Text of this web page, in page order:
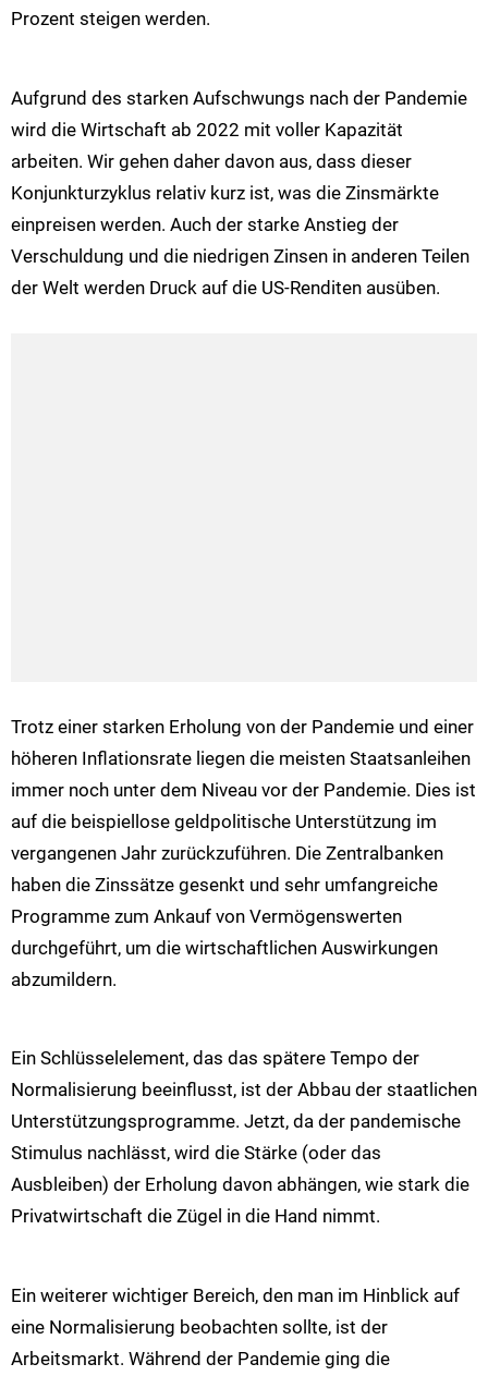
Prozent steigen werden.
Aufgrund des starken Aufschwungs nach der Pandemie
wird die Wirtschaft ab 2022 mit voller Kapazität
arbeiten. Wir gehen daher davon aus, dass dieser
Konjunkturzyklus relativ kurz ist, was die Zinsmärkte
einpreisen werden. Auch der starke Anstieg der
Verschuldung und die niedrigen Zinsen in anderen Teilen
der Welt werden Druck auf die US-Renditen ausüben.
Trotz einer starken Erholung von der Pandemie und einer
höheren Inflationsrate liegen die meisten Staatsanleihen
immer noch unter dem Niveau vor der Pandemie. Dies ist
auf die beispiellose geldpolitische Unterstützung im
vergangenen Jahr zurückzuführen. Die Zentralbanken
haben die Zinssätze gesenkt und sehr umfangreiche
Programme zum Ankauf von Vermögenswerten
durchgeführt, um die wirtschaftlichen Auswirkungen
abzumildern.
Ein Schlüsselelement, das das spätere Tempo der
Normalisierung beeinflusst, ist der Abbau der staatlichen
Unterstützungsprogramme. Jetzt, da der pandemische
Stimulus nachlässt, wird die Stärke (oder das
Ausbleiben) der Erholung davon abhängen, wie stark die
Privatwirtschaft die Zügel in die Hand nimmt.
Ein weiterer wichtiger Bereich, den man im Hinblick auf
eine Normalisierung beobachten sollte, ist der
Arbeitsmarkt. Während der Pandemie ging die